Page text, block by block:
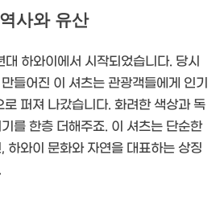
사와 유산
하와이에서 시작되었습니다. 당시
들어진 이 셔츠는 관광객들에게 인기
퍼져 나갔습니다. 화려한 색상과 독
를 한층 더해주죠. 이 셔츠는 단순한
하와이 문화와 자연을 대표하는 상징